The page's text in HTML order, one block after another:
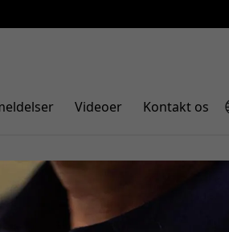
Videoer Kontakt os
Note Pro eller
Din rabatkode: